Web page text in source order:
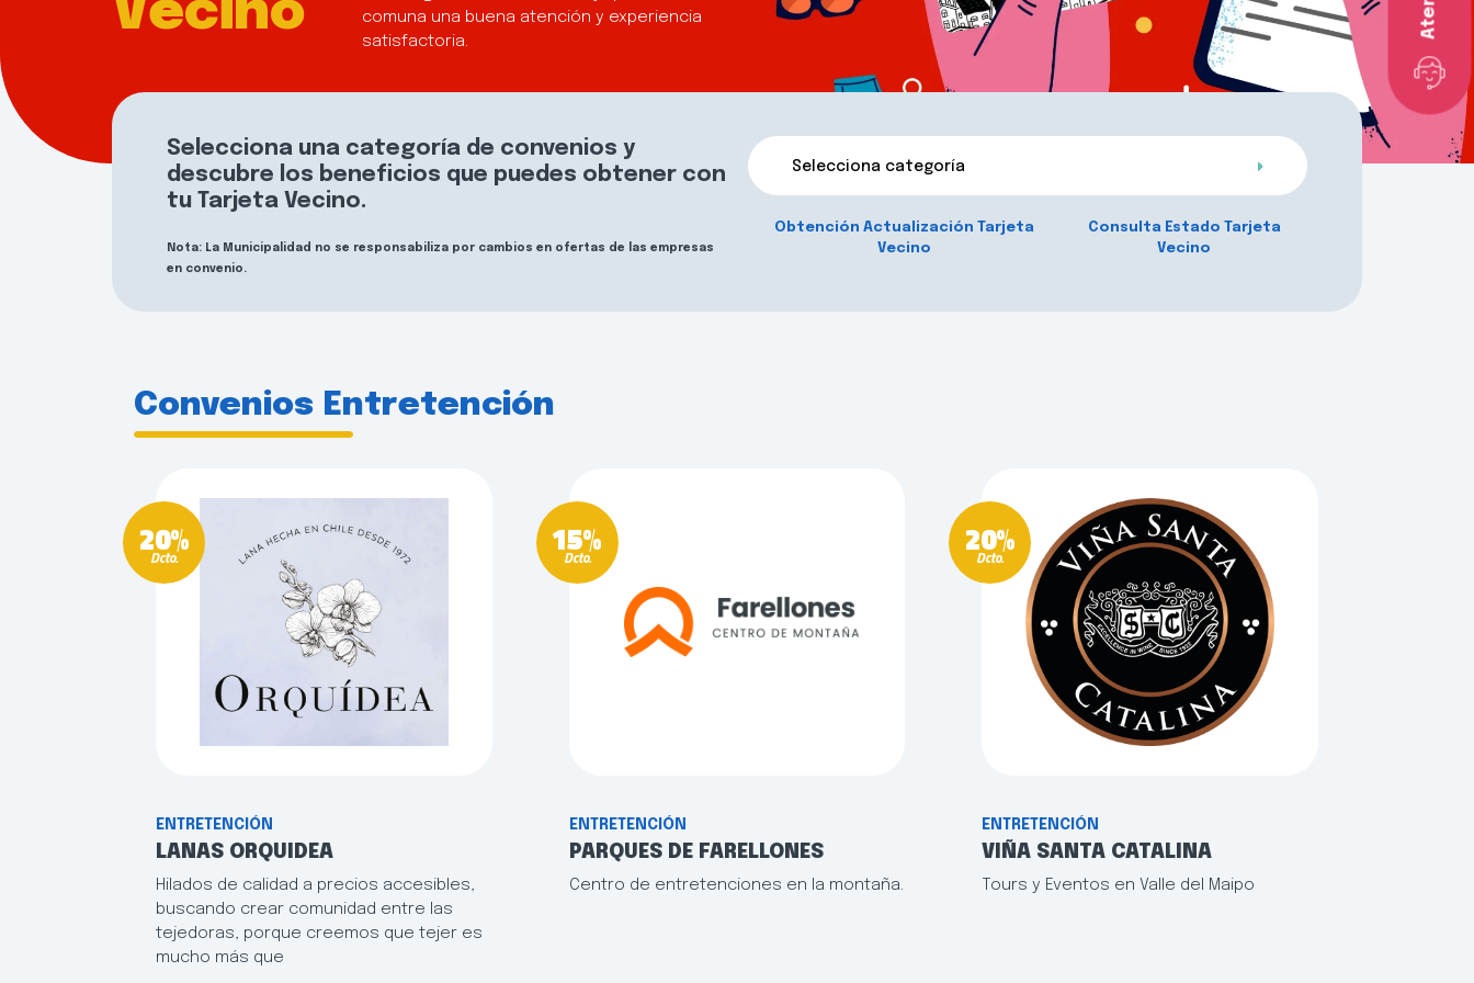
Vecino
comuna una buena atención y experiencia
satisfactoria.
Selecciona una categoría de convenios y
descubre los beneficios que puedes obtener con
tu Tarjeta Vecino.
Nota: La Municipalidad no se responsabiliza por cambios en ofertas de las empresas
en convenio.
Selecciona categoría
Obtención Actualización Tarjeta
Vecino
Consulta Estado Tarjeta
Vecino
Convenios Entretención
20%
Dcto.
ENTRETENCIÓN
LANAS ORQUIDEA
Hilados de calidad a precios accesibles,
buscando crear comunidad entre las
tejedoras, porque creemos que tejer es
mucho más que
15%
Dcto.
ENTRETENCIÓN
PARQUES DE FARELLONES
Centro de entretenciones en la montaña.
20%
Dcto.
ENTRETENCIÓN
VIÑA SANTA CATALINA
Tours y Eventos en Valle del Maipo